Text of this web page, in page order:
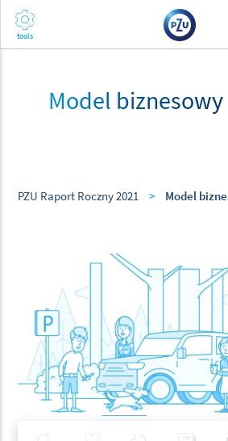
Model biznesowy
PZU Raport Roczny 2021 > Model